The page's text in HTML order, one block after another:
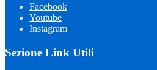
Facebook
Youtube
Instagram
Sezione Link Utili